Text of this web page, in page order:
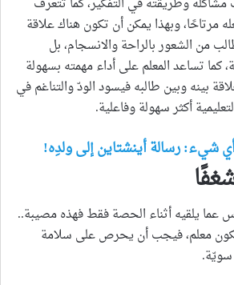
مرتاحًا، وبهذا يمكن أن تكون هناك علاقة
من الشعور بالراحة والانسجام، بل
كما تساعد المعلم على أداء مهمته بسهولة
بينه وبين طالبه فيسود الودّ والتناغم في
أكثر سهولة وفاعلية.
شيء: رسالة أينشتاين إلى ولدِه!
عما يلقيه أثناء الحصة فقط فهذه مصيبة..
معلم، فيجب أن يحرص على سلامة